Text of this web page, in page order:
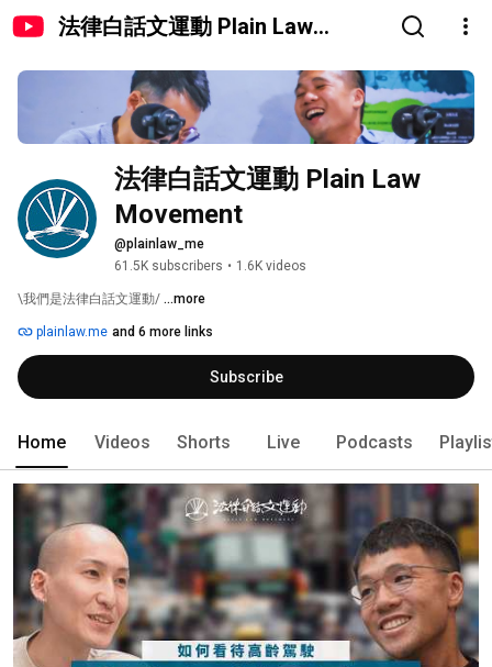
法律白話文運動 Plain Law
法律白話文運動 Plain Law
Movement
@plainlaw_me
61.5K subscribers • 1.6K videos
\我們是法律白話文運動/ ...more
plainlaw.me and 6 more links
Subscribe
Home Videos Shorts Live Podcasts